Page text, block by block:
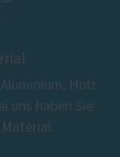
Holz
uns haben Sie